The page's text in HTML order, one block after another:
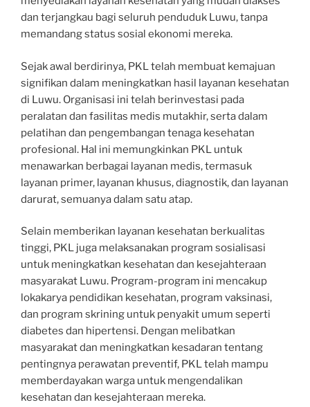
dan terjangkau bagi seluruh penduduk Luwu, tanpa
memandang status sosial ekonomi mereka.
Sejak awal berdirinya, PKL telah membuat kemajuan
signifikan dalam meningkatkan hasil layanan kesehatan
di Luwu. Organisasi ini telah berinvestasi pada
peralatan dan fasilitas medis mutakhir, serta dalam
pelatihan dan pengembangan tenaga kesehatan
profesional. Hal ini memungkinkan PKL untuk
menawarkan berbagai layanan medis, termasuk
layanan primer, layanan khusus, diagnostik, dan layanan
darurat, semuanya dalam satu atap.
Selain memberikan layanan kesehatan berkualitas
tinggi, PKL juga melaksanakan program sosialisasi
untuk meningkatkan kesehatan dan kesejahteraan
masyarakat Luwu. Program-program ini mencakup
lokakarya pendidikan kesehatan, program vaksinasi,
dan program skrining untuk penyakit umum seperti
diabetes dan hipertensi. Dengan melibatkan
masyarakat dan meningkatkan kesadaran tentang
pentingnya perawatan preventif, PKL telah mampu
memberdayakan warga untuk mengendalikan
kesehatan dan kesejahteraan mereka.